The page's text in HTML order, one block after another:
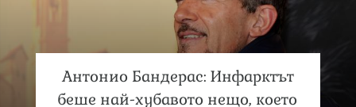
Антонио Бандерас: Инфарктът
беше най-хубавото нещо, което